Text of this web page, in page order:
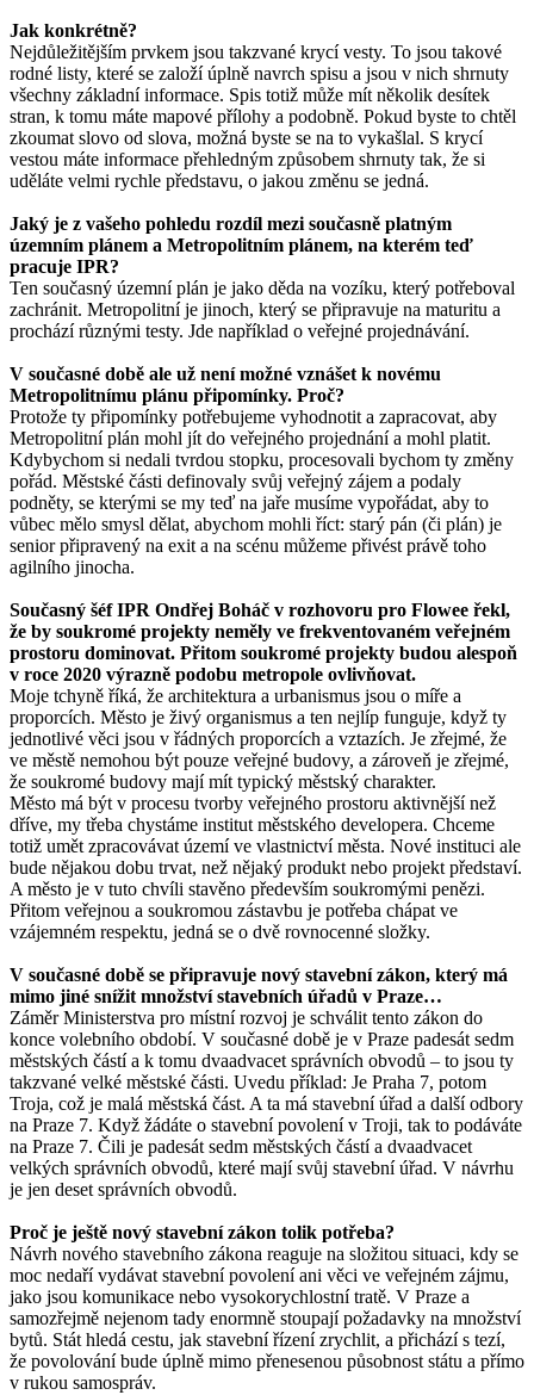
Jak konkrétně?
Nejdůležitějším prvkem jsou takzvané krycí vesty. To jsou takové
rodné listy, které se založí úplně navrch spisu a jsou v nich shrnuty
všechny základní informace. Spis totiž může mít několik desítek
stran, k tomu máte mapové přílohy a podobně. Pokud byste to chtěl
zkoumat slovo od slova, možná byste se na to vykašlal. S krycí
vestou máte informace přehledným způsobem shrnuty tak, že si
uděláte velmi rychle představu, o jakou změnu se jedná.
Jaký je z vašeho pohledu rozdíl mezi současně platným
územním plánem a Metropolitním plánem, na kterém teď
pracuje IPR?
Ten současný územní plán je jako děda na vozíku, který potřeboval
zachránit. Metropolitní je jinoch, který se připravuje na maturitu a
prochází různými testy. Jde například o veřejné projednávání.
V současné době ale už není možné vznášet k novému
Metropolitnímu plánu připomínky. Proč?
Protože ty připomínky potřebujeme vyhodnotit a zapracovat, aby
Metropolitní plán mohl jít do veřejného projednání a mohl platit.
Kdybychom si nedali tvrdou stopku, procesovali bychom ty změny
pořád. Městské části definovaly svůj veřejný zájem a podaly
podněty, se kterými se my teď na jaře musíme vypořádat, aby to
vůbec mělo smysl dělat, abychom mohli říct: starý pán (či plán) je
senior připravený na exit a na scénu můžeme přivést právě toho
agilního jinocha.
Současný šéf IPR Ondřej Boháč v rozhovoru pro Flowee řekl,
že by soukromé projekty neměly ve frekventovaném veřejném
prostoru dominovat. Přitom soukromé projekty budou alespoň
v roce 2020 výrazně podobu metropole ovlivňovat.
Moje tchyně říká, že architektura a urbanismus jsou o míře a
proporcích. Město je živý organismus a ten nejlíp funguje, když ty
jednotlivé věci jsou v řádných proporcích a vztazích. Je zřejmé, že
ve městě nemohou být pouze veřejné budovy, a zároveň je zřejmé,
že soukromé budovy mají mít typický městský charakter.
Město má být v procesu tvorby veřejného prostoru aktivnější než
dříve, my třeba chystáme institut městského developera. Chceme
totiž umět zpracovávat území ve vlastnictví města. Nové instituci ale
bude nějakou dobu trvat, než nějaký produkt nebo projekt představí.
A město je v tuto chvíli stavěno především soukromými penězi.
Přitom veřejnou a soukromou zástavbu je potřeba chápat ve
vzájemném respektu, jedná se o dvě rovnocenné složky.
V současné době se připravuje nový stavební zákon, který má
mimo jiné snížit množství stavebních úřadů v Praze…
Záměr Ministerstva pro místní rozvoj je schválit tento zákon do
konce volebního období. V současné době je v Praze padesát sedm
městských částí a k tomu dvaadvacet správních obvodů – to jsou ty
takzvané velké městské části. Uvedu příklad: Je Praha 7, potom
Troja, což je malá městská část. A ta má stavební úřad a další odbory
na Praze 7. Když žádáte o stavební povolení v Troji, tak to podáváte
na Praze 7. Čili je padesát sedm městských částí a dvaadvacet
velkých správních obvodů, které mají svůj stavební úřad. V návrhu
je jen deset správních obvodů.
Proč je ještě nový stavební zákon tolik potřeba?
Návrh nového stavebního zákona reaguje na složitou situaci, kdy se
moc nedaří vydávat stavební povolení ani věci ve veřejném zájmu,
jako jsou komunikace nebo vysokorychlostní tratě. V Praze a
samozřejmě nejenom tady enormně stoupají požadavky na množství
bytů. Stát hledá cestu, jak stavební řízení zrychlit, a přichází s tezí,
že povolování bude úplně mimo přenesenou působnost státu a přímo
v rukou samospráv.